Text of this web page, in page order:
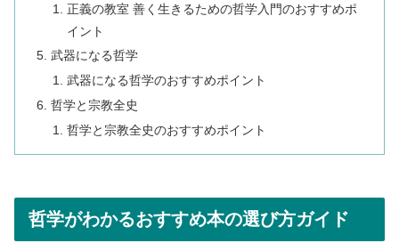
正義の教室 善く生きるための哲学入門のおすすめポ
イント
武器になる哲学
武器になる哲学のおすすめポイント
哲学と宗教全史
哲学と宗教全史のおすすめポイント
哲学がわかるおすすめ本の選び方ガイド